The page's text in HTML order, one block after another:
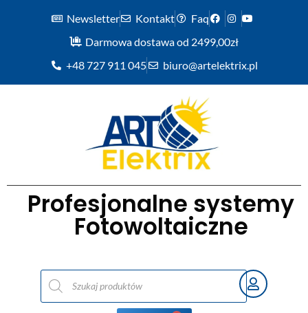
Newsletter Kontakt
Faq
Darmowa dostawa od 2499,00zł
+48 727 911 045
biuro@artelektrix.pl
Profesjonalne systemy
Fotowoltaiczne